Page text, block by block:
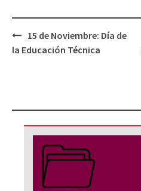
Navegación
de
15 de Noviembre: Día de
la Educación Técnica